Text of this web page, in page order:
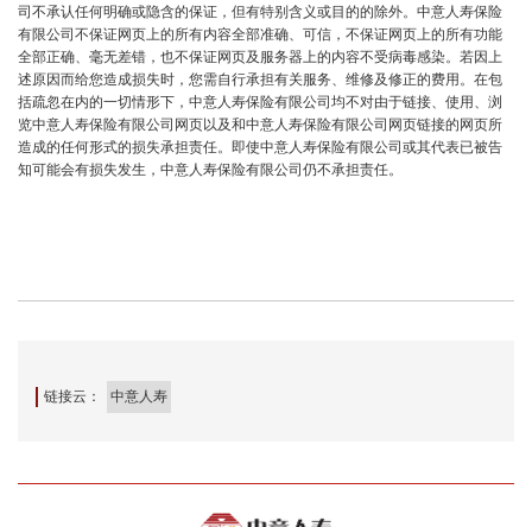
司不承认任何明确或隐含的保证，但有特别含义或目的的除外。中意人寿保险
有限公司不保证网页上的所有内容全部准确、可信，不保证网页上的所有功能
全部正确、毫无差错，也不保证网页及服务器上的内容不受病毒感染。若因上
述原因而给您造成损失时，您需自行承担有关服务、维修及修正的费用。在包
括疏忽在内的一切情形下，中意人寿保险有限公司均不对由于链接、使用、浏
览中意人寿保险有限公司网页以及和中意人寿保险有限公司网页链接的网页所
造成的任何形式的损失承担责任。即使中意人寿保险有限公司或其代表已被告
知可能会有损失发生，中意人寿保险有限公司仍不承担责任。
链接云： 中意人寿